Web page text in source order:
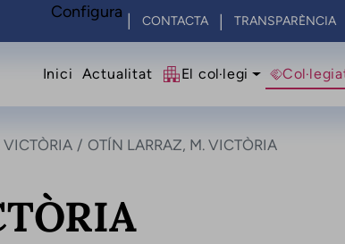
CONTACTA TRANSPARÈNCIA
Navegació principal
Inici Actualitat El col·legi
VICTÒRIA OTÍN LARRAZ, M. VICTÒRIA
Configura